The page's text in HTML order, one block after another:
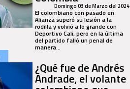
Domingo 03 de Marzo del 2024
El colombiano con pasado en
Alianza superó su lesión a la
rodilla y volvió a lo grande con
Deportivo Cali, pero en la última
del partido falló un penal de
manera...
¿Qué fue de Andrés
Andrade, el volante